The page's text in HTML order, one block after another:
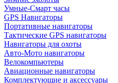
Умные-Смарт часы
GPS Навигаторы
Портативные навигаторы
Тактические GPS навигаторы
Навигаторы для охоты
Авто-Мото навигаторы
Велокомпьютеры
Авиационные навигаторы
Комплектующие и аксессуары